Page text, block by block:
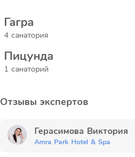
Гагра
4 санатория
Пицунда
1 санаторий
Отзывы экспертов
Герасимова Виктория
Amra Park Hotel & Spa